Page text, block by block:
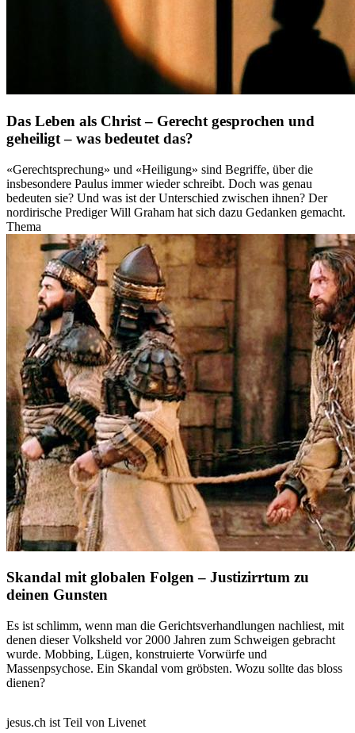
Das Leben als Christ – Gerecht gesprochen und
geheiligt – was bedeutet das?
«Gerechtsprechung» und «Heiligung» sind Begriffe, über die
insbesondere Paulus immer wieder schreibt. Doch was genau
bedeuten sie? Und was ist der Unterschied zwischen ihnen? Der
nordirische Prediger Will Graham hat sich dazu Gedanken gemacht.
Thema
Skandal mit globalen Folgen – Justizirrtum zu
deinen Gunsten
Es ist schlimm, wenn man die Gerichtsverhandlungen nachliest, mit
denen dieser Volksheld vor 2000 Jahren zum Schweigen gebracht
wurde. Mobbing, Lügen, konstruierte Vorwürfe und
Massenpsychose. Ein Skandal vom gröbsten. Wozu sollte das bloss
dienen?
jesus.ch ist Teil von Livenet